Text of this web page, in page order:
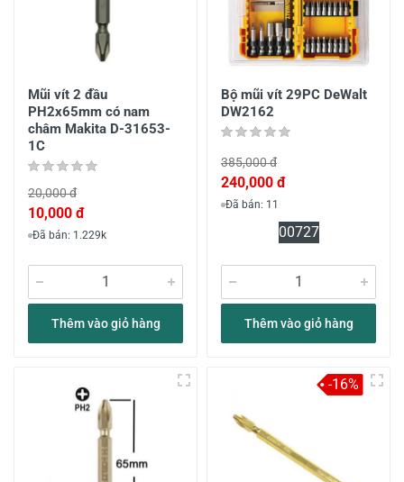
Mũi vít 2 đầu
PH2x65mm có nam
châm Makita D-31653-
1C
20,000 đ
10,000 đ
Đã bán: 1.229k
Thêm vào giỏ hàng
Bộ mũi vít 29PC DeWalt
DW2162
385,000 đ
240,000 đ
Đã bán: 11
00727
Thêm vào giỏ hàng
-16%